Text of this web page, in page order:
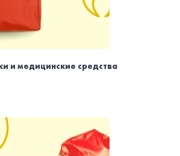
и медицинские средства